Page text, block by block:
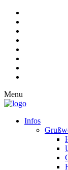
Menu
Infos